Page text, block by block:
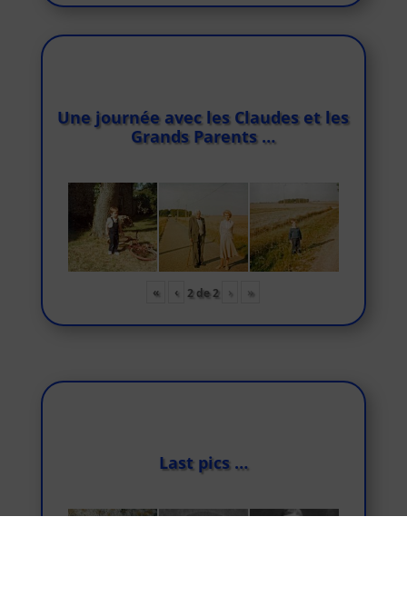
Une journée avec les Claudes et les
Grands Parents …
« ‹ 2 de2 › »
Last pics …